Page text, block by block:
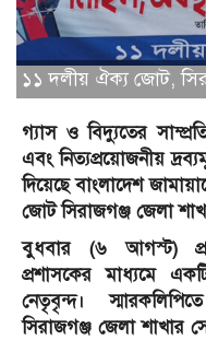
১১ দলীয় ঐক্য জোট,
গ্যাস ও বিদ্যুতের
এবং নিত্যপ্রয়োজনীয়
দিয়েছে বাংলাদেশ
জোট সিরাজগঞ্জ জেলা
বুধবার (৬ আগস্ট)
প্রশাসকের মাধ্যমে
নেতৃবৃন্দ।
সিরাজগঞ্জ জেলা শাখার